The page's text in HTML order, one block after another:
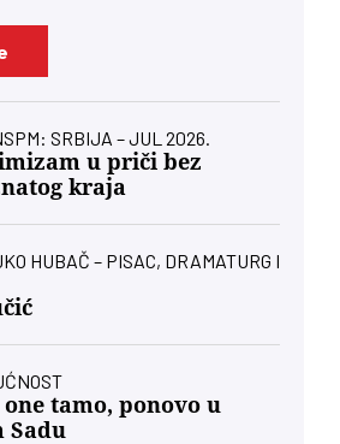
SRBIJA – JUL 2026.
u priči bez
kraja
HUBAČ – PISAC, DRAMATURG I
tamo, ponovo u
Sadu